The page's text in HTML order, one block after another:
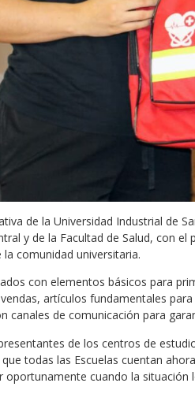
de la Universidad Industrial de
y de la Facultad de Salud, con
comunidad universitaria.
con elementos básicos para
artículos fundamentales
canales de comunicación para
de los centros de
todas las Escuelas cuentan
oportunamente cuando la